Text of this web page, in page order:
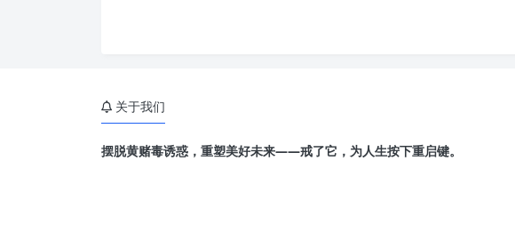
关于我们
摆脱黄赌毒诱惑，重塑美好未来——戒了它，为人生按下重启键。